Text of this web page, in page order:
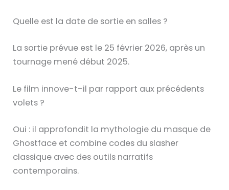
Quelle est la date de sortie en salles ?
La sortie prévue est le 25 février 2026, après un
tournage mené début 2025.
Le film innove-t-il par rapport aux précédents
volets ?
Oui : il approfondit la mythologie du masque de
Ghostface et combine codes du slasher
classique avec des outils narratifs
contemporains.